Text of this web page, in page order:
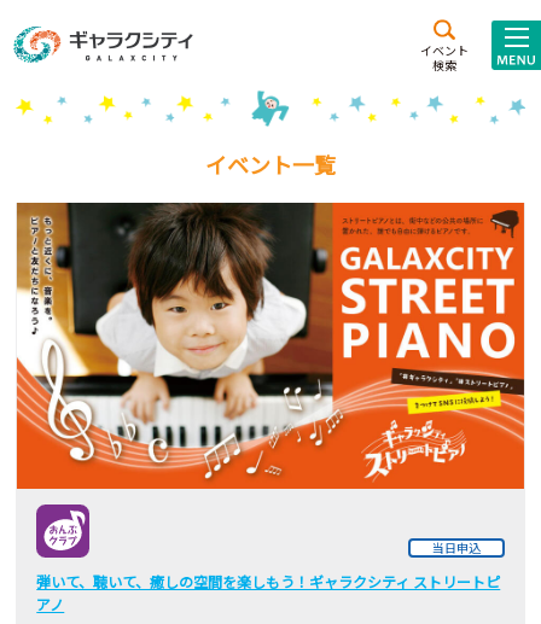
イベント
検索
施設案内
こども
西新井
施設･
施設貸出･団体利用
こどもみーてぃんぐ
Gがくえん
ブランドからのお知らせ
いっしょに創る
イベントレポート
イベント一覧
当日申込
弾いて、聴いて、癒しの空間を楽しもう！ギャラクシティ ストリートピ
アノ